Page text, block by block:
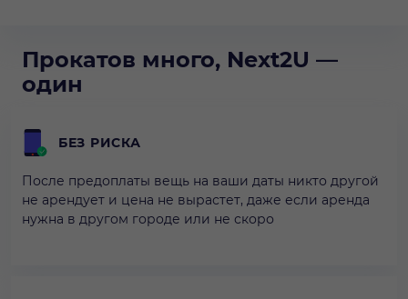
Прокатов много, Next2U —
один
БЕЗ РИСКА
После предоплаты вещь на ваши даты никто другой
не арендует и цена не вырастет, даже если аренда
нужна в другом городе или не скоро